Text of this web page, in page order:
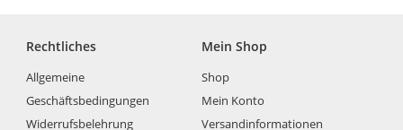
Rechtliches
Allgemeine
Geschäftsbedingungen
Widerrufsbelehrung
Mein Shop
Shop
Mein Konto
Versandinformationen